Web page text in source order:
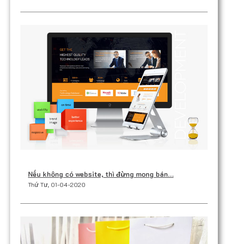
Nếu không có website, thì đừng mong bán…
Thứ Tư, 01-04-2020